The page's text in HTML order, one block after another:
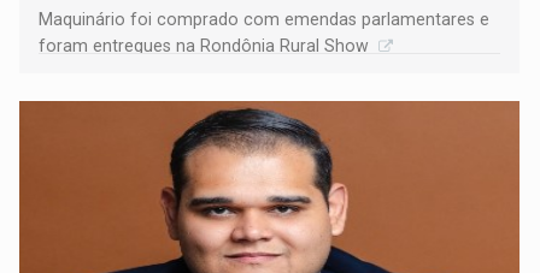
Maquinário foi comprado com emendas parlamentares e
foram entregues na Rondônia Rural Show